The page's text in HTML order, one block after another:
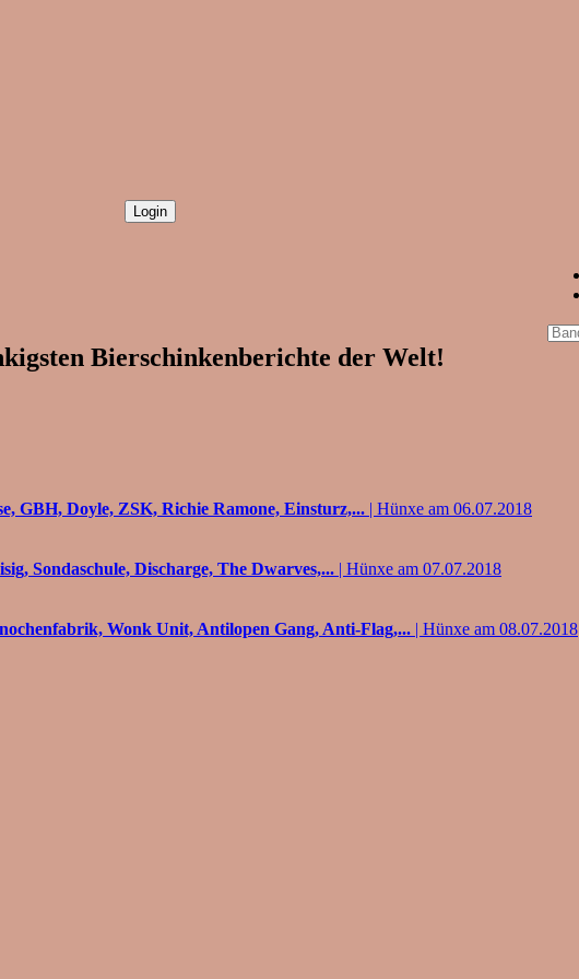
Bierschinkenberichte der Welt!
GBH, Doyle, ZSK, Richie Ramone, Einsturz,... | Hünxe am 06.07.2018
Sondaschule, Discharge, The Dwarves,... | Hünxe am 07.07.2018
Wonk Unit, Antilopen Gang, Anti-Flag,... | Hünxe am 08.07.2018